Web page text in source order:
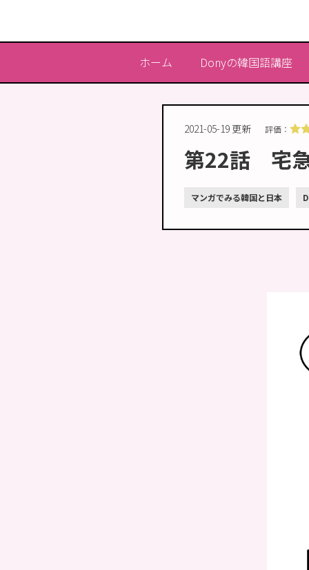
ホーム Donyの韓国語講座
2021-05-19 更新 評価：
第22話 宅
マンガでみる韓国と日本